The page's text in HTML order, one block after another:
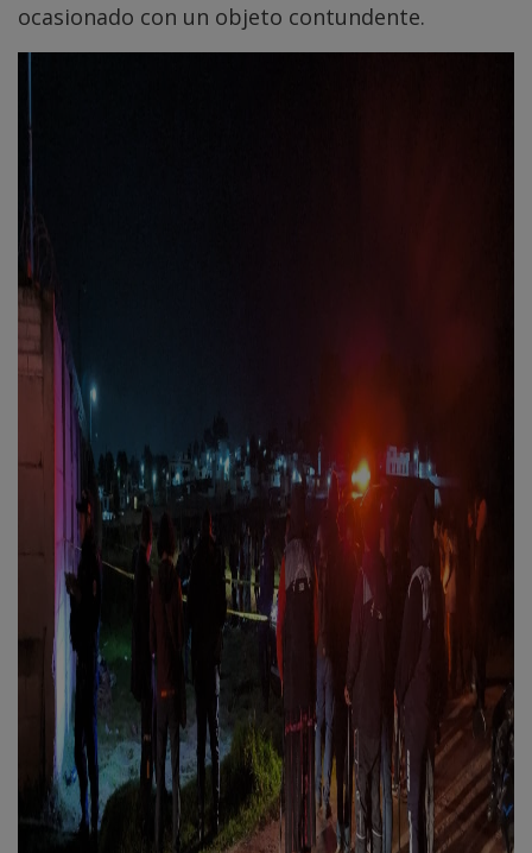
ocasionado con un objeto contundente.